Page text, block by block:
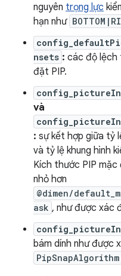
nguyên trọng lực
hạn như
nsets : các độ lệch
đặt PIP.
và
: sự kết hợp giữa tỷ
và tỷ lệ khung hình
Kích thước PIP
nhỏ hơn
@dimen/
ask , như được xác
bám dính như được
PipSnapAlgorithm